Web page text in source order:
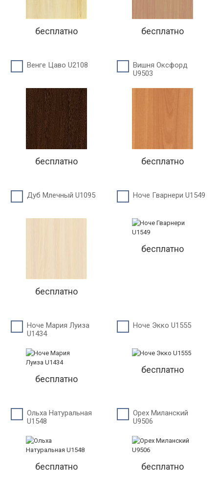
бесплатно бесплатно
Венге Цаво U2108
бесплатно
Вишня Оксфорд
U9503
бесплатно
Дуб Млечный U1095
бесплатно
Ноче Гварнери U1549
бесплатно
Ноче Мария Луиза
U1434
бесплатно
Ноче Экко U1555
бесплатно
Ольха Натуральная
U1548
бесплатно
Орех Миланский
U9506
бесплатно